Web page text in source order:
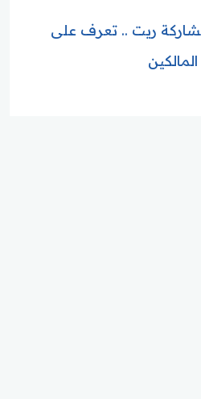
ريت .. تعرف على